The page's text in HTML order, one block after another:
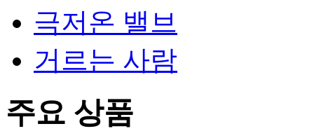
극저온 밸브
거르는 사람
주요 상품